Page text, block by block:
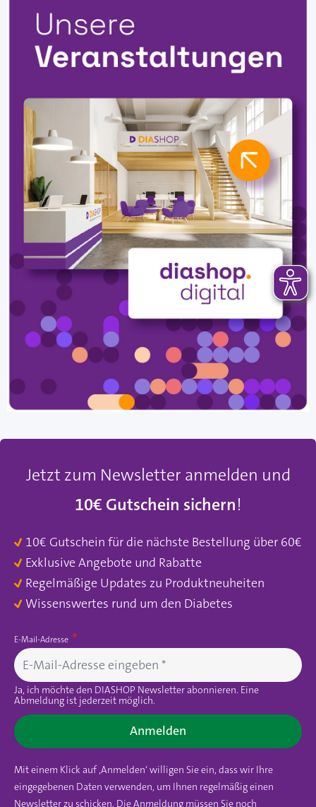
Jetzt zum Newsletter anmelden und
10€ Gutschein sichern!
10€ Gutschein für die nächste Bestellung über 60€
Exklusive Angebote und Rabatte
Regelmäßige Updates zu Produktneuheiten
Wissenswertes rund um den Diabetes
E-Mail-Adresse
Ja, ich möchte den DIASHOP Newsletter abonnieren. Eine
Abmeldung ist jederzeit möglich.
Anmelden
Mit einem Klick auf ‚Anmelden‘ willigen Sie ein, dass wir Ihre
eingegebenen Daten verwenden, um Ihnen regelmäßig einen
Newsletter zu schicken. Die Anmeldung müssen Sie noch